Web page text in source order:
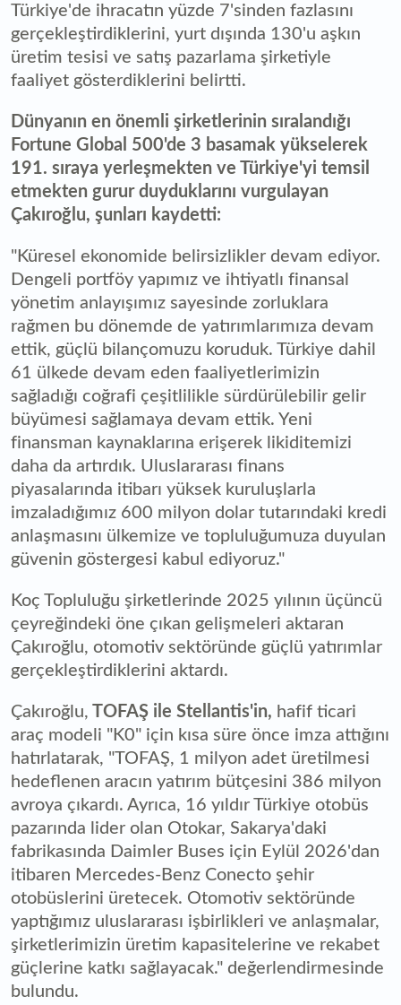
Türkiye'de ihracatın yüzde 7'sinden fazlasını
gerçekleştirdiklerini, yurt dışında 130'u aşkın
üretim tesisi ve satış pazarlama şirketiyle
faaliyet gösterdiklerini belirtti.
Dünyanın en önemli şirketlerinin sıralandığı
Fortune Global 500'de 3 basamak yükselerek
191. sıraya yerleşmekten ve Türkiye'yi temsil
etmekten gurur duyduklarını vurgulayan
Çakıroğlu, şunları kaydetti:
"Küresel ekonomide belirsizlikler devam ediyor.
Dengeli portföy yapımız ve ihtiyatlı finansal
yönetim anlayışımız sayesinde zorluklara
rağmen bu dönemde de yatırımlarımıza devam
ettik, güçlü bilançomuzu koruduk. Türkiye dahil
61 ülkede devam eden faaliyetlerimizin
sağladığı coğrafi çeşitlilikle sürdürülebilir gelir
büyümesi sağlamaya devam ettik. Yeni
finansman kaynaklarına erişerek likiditemizi
daha da artırdık. Uluslararası finans
piyasalarında itibarı yüksek kuruluşlarla
imzaladığımız 600 milyon dolar tutarındaki kredi
anlaşmasını ülkemize ve topluluğumuza duyulan
güvenin göstergesi kabul ediyoruz."
Koç Topluluğu şirketlerinde 2025 yılının üçüncü
çeyreğindeki öne çıkan gelişmeleri aktaran
Çakıroğlu, otomotiv sektöründe güçlü yatırımlar
gerçekleştirdiklerini aktardı.
Çakıroğlu, TOFAŞ ile Stellantis'in, hafif ticari
araç modeli "K0" için kısa süre önce imza attığını
hatırlatarak, "TOFAŞ, 1 milyon adet üretilmesi
hedeflenen aracın yatırım bütçesini 386 milyon
avroya çıkardı. Ayrıca, 16 yıldır Türkiye otobüs
pazarında lider olan Otokar, Sakarya'daki
fabrikasında Daimler Buses için Eylül 2026'dan
itibaren Mercedes-Benz Conecto şehir
otobüslerini üretecek. Otomotiv sektöründe
yaptığımız uluslararası işbirlikleri ve anlaşmalar,
şirketlerimizin üretim kapasitelerine ve rekabet
güçlerine katkı sağlayacak." değerlendirmesinde
bulundu.